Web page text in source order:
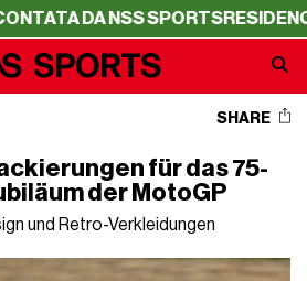
DA NSS SPORTSRESIDENCY - LA
SHARE
für das 75-
der MotoGP
und Retro-Verkleidungen